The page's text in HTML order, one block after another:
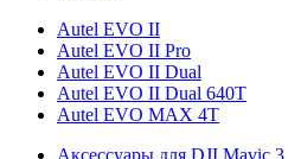
Autel EVO II
Autel EVO II Pro
Autel EVO II Dual
Autel EVO II Dual 640T
Autel EVO MAX 4T
Аксессуары для DJI Mavic 3